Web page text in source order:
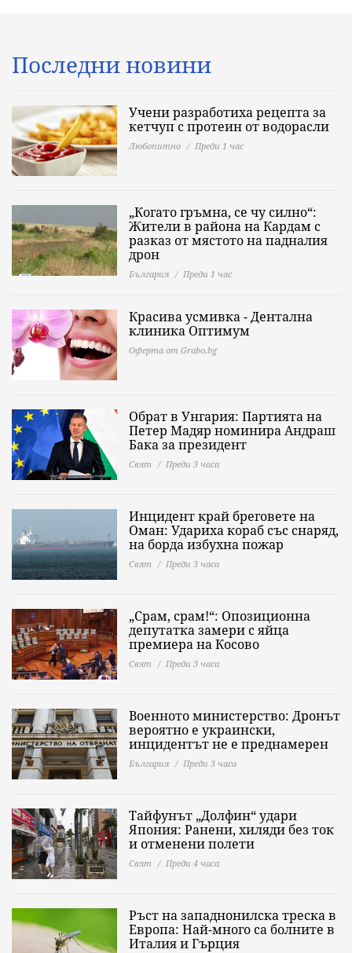
Последни новини
Учени разработиха рецепта за
кетчуп с протеин от водорасли
Любопитно Преди 1 час
„Когато гръмна, се чу силно“:
Жители в района на Кардам с
разказ от мястото на падналия
дрон
България Преди 1 час
Красива усмивка - Дентална
клиника Оптимум
Оферта от Grabo.bg
Обрат в Унгария: Партията на
Петер Мадяр номинира Андраш
Бака за президент
Свят Преди 3 часа
Инцидент край бреговете на
Оман: Удариха кораб със снаряд,
на борда избухна пожар
Свят Преди 3 часа
„Срам, срам!“: Опозиционна
депутатка замери с яйца
премиера на Косово
Свят Преди 3 часа
Военното министерство: Дронът
вероятно е украински,
инцидентът не е преднамерен
България Преди 3 часа
Тайфунът „Долфин“ удари
Япония: Ранени, хиляди без ток
и отменени полети
Свят Преди 4 часа
Ръст на западнонилска треска в
Европа: Най-много са болните в
Италия и Гърция